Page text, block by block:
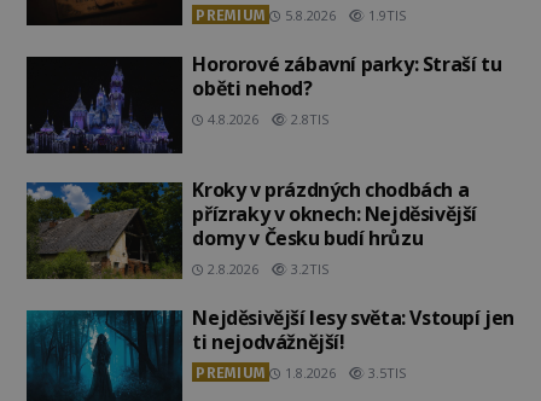
PREMIUM 5.8.2026 1.9TIS
Hororové zábavní parky: Straší tu
oběti nehod?
4.8.2026 2.8TIS
Kroky v prázdných chodbách a
přízraky v oknech: Nejděsivější
domy v Česku budí hrůzu
2.8.2026 3.2TIS
Nejděsivější lesy světa: Vstoupí jen
ti nejodvážnější!
PREMIUM 1.8.2026 3.5TIS